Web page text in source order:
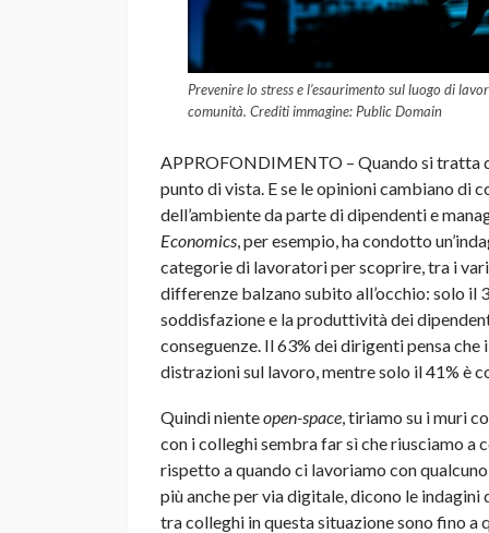
Prevenire lo stress e l’esaurimento sul luogo di
comunità. Crediti immagine: Public Domain
APPROFONDIMENTO – Quando si tratta
punto di vista. E se le opinioni cambiano di
dell’ambiente da parte di dipendenti e
Economics, per esempio, ha condotto
categorie di lavoratori per scoprire, tra i
differenze balzano subito all’occhio: solo il
soddisfazione e la produttività dei
conseguenze. Il 63% dei dirigenti pensa
distrazioni sul lavoro, mentre solo il 41% è
Quindi nienteopen-space, tiriamo su i muri
con i colleghi sembra far sì che riusciamo
rispetto a quando ci lavoriamo con
più anche per via digitale, dicono le indagini
tra colleghi in questa situazione sono fino